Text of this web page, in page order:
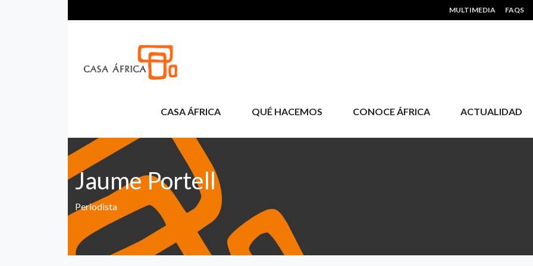
HEADER MENU
MULTIMEDIA FAQS
CASA ÁFRICA QUÉ HACEMOS CONOCE ÁFRICA ACTUALIDAD
Jaume Portell
Periodista